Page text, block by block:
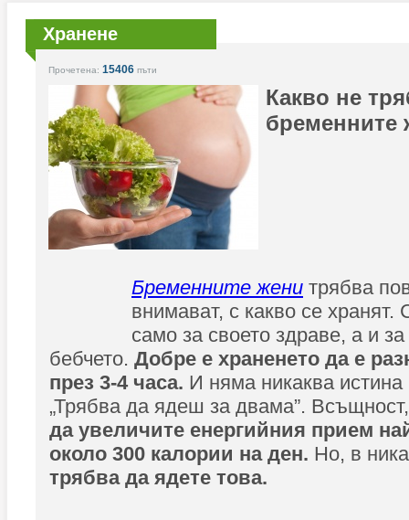
Хранене
Прочетена: 15406 пъти
Какво не
бременните
Бременните жени трябва
внимават, с какво се хранят.
само за своето здраве, а и
бебчето. Добре е храненето да е
през 3-4 часа. И няма никаква
„Трябва да ядеш за двама”.
да увеличите енергийния прием
около 300 калории на ден. Но, в
трябва да ядете това.